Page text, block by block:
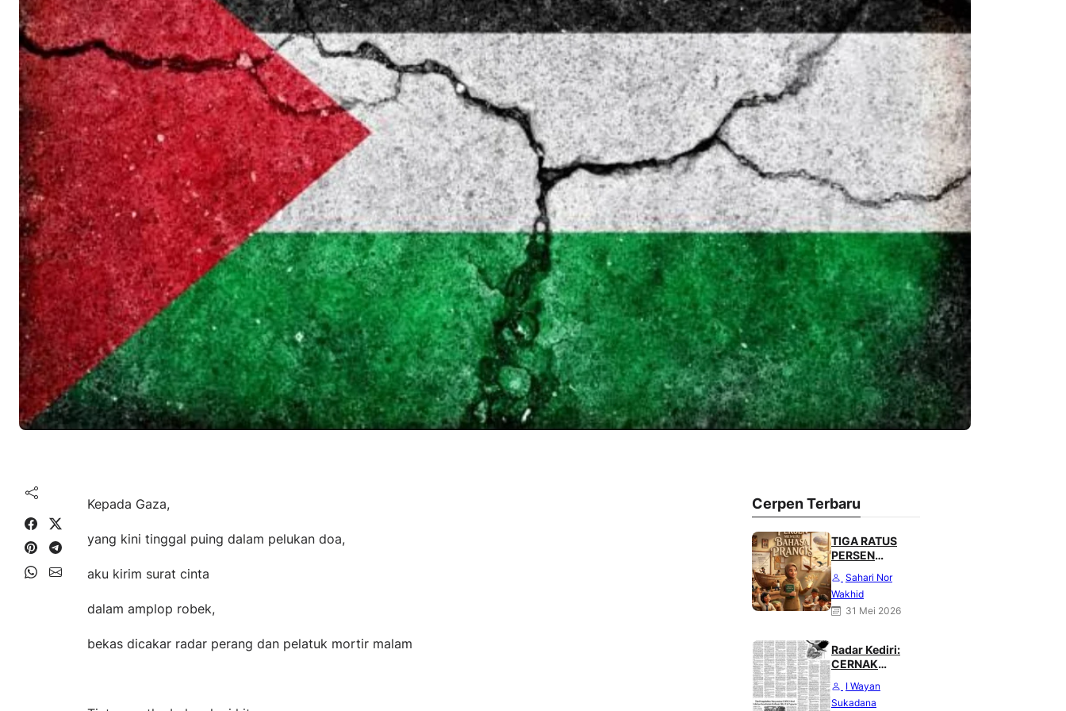
Share on Facebook
Share on X
Share on Pinterest
Share on Telegram
Share on WhatsApp
Share on Email
Kepada Gaza,
yang kini tinggal puing dalam pelukan doa,
aku kirim surat cinta
dalam amplop robek,
bekas dicakar radar perang dan pelatuk mortir malam
Cerpen Terbaru
TIGA RATUS
PERSEN
BAHASA
PRANCIS
Sahari Nor
Wakhid
31 Mei 2026
Radar Kediri:
CERNAK
Sang Gagak”
karya Heri
I Wayan
Sukadana